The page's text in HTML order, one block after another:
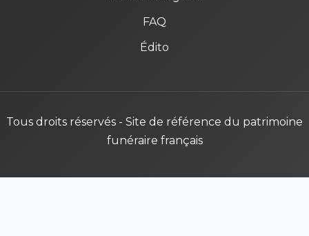
FAQ
Édito
Tous droits réservés - Site de référence du patrimoine
funéraire français